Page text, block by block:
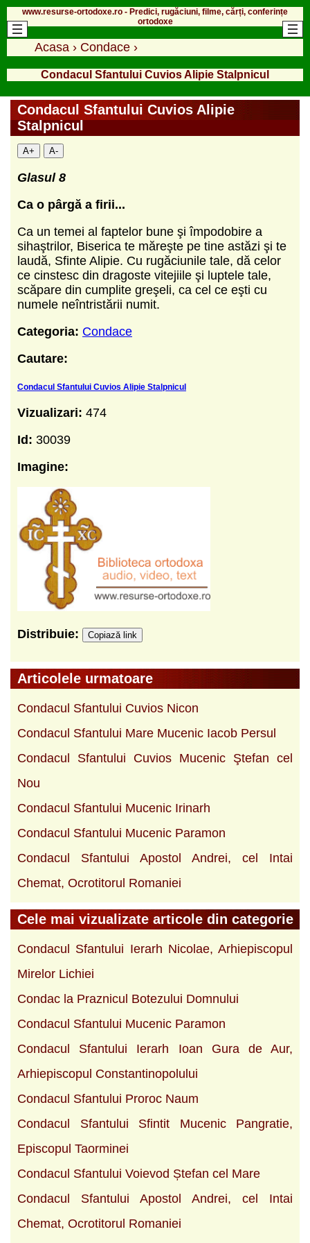
www.resurse-ortodoxe.ro - Predici, rugăciuni, filme, cărți, conferințe
ortodoxe
Acasa › Condace ›
Condacul Sfantului Cuvios Alipie Stalpnicul
Condacul Sfantului Cuvios Alipie
Stalpnicul
A+ A-
Glasul 8
Ca o pârgă a firii...
Ca un temei al faptelor bune şi împodobire a
sihaştrilor, Biserica te măreşte pe tine astăzi şi te
laudă, Sfinte Alipie. Cu rugăciunile tale, dă celor
ce cinstesc din dragoste vitejiile şi luptele tale,
scăpare din cumplite greşeli, ca cel ce eşti cu
numele neîntristării numit.
Categoria: Condace
Cautare:
Condacul Sfantului Cuvios Alipie Stalpnicul
Vizualizari: 474
Id: 30039
Imagine:
Distribuie: Copiază link
Articolele urmatoare
Condacul Sfantului Cuvios Nicon
Condacul Sfantului Mare Mucenic Iacob Persul
Condacul Sfantului Cuvios Mucenic Ştefan cel
Nou
Condacul Sfantului Mucenic Irinarh
Condacul Sfantului Mucenic Paramon
Condacul Sfantului Apostol Andrei, cel Intai
Chemat, Ocrotitorul Romaniei
Cele mai vizualizate articole din categorie
Condacul Sfantului Ierarh Nicolae, Arhiepiscopul
Mirelor Lichiei
Condac la Praznicul Botezului Domnului
Condacul Sfantului Mucenic Paramon
Condacul Sfantului Ierarh Ioan Gura de Aur,
Arhiepiscopul Constantinopolului
Condacul Sfantului Proroc Naum
Condacul Sfantului Sfintit Mucenic Pangratie,
Episcopul Taorminei
Condacul Sfantului Voievod Ștefan cel Mare
Condacul Sfantului Apostol Andrei, cel Intai
Chemat, Ocrotitorul Romaniei